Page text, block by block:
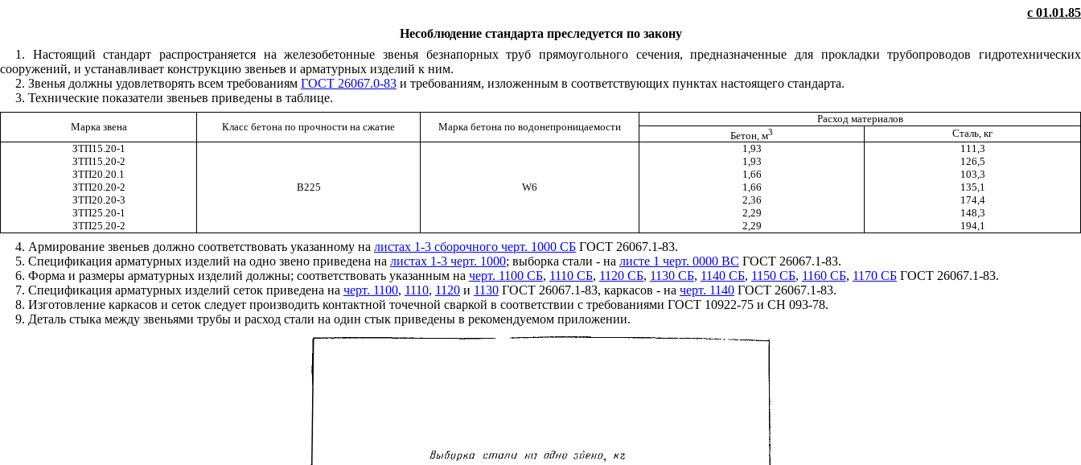
с 01.01.85
Несоблюдение стандарта преследуется по закону
1. Настоящий стандарт распространяется на железобетонные звенья безнапорных труб прямоугольного сечения, предназначенные для прокладки трубопроводов гидротехнических
сооружений, и устанавливает конструкцию звеньев и арматурных изделий к ним.
2. Звенья должны удовлетворять всем требованиям ГОСТ 26067.0-83и требованиям, изложенным в соответствующих пунктах настоящего стандарта.
3. Технические показатели звеньев приведены в таблице.
Марка звена Класс бетона по прочности на сжатие Марка бетона по водонепроницаемости
Расход материалов
Бетон, м3
Сталь, кг
ЗТП15.20-1
В225 W6
1,93
111,3
ЗТП15.20-2
1,93
126,5
ЗТП20.20.1
1,66
103,3
ЗТП20.20-2
1,66
135,1
ЗТП20.20-3
2,36
174,4
ЗТП25.20-1
2,29
148,3
ЗТП25.20-2
2,29 194,1
4. Армирование звеньев должно соответствовать указанному на листах 1-3 сборочного черт. 1000 СБГОСТ 26067.1-83.
5. Спецификация арматурных изделий на одно звено приведена на листах 1-3 черт. 1000; выборка стали - на листе 1 черт. 0000 ВС ГОСТ 26067.1-83.
6. Форма и размеры арматурных изделий должны; соответствовать указанным на черт. 1100 СБ, 1110 СБ, 1120 СБ, 1130 СБ, 1140 СБ, 1150 СБ, 1160 СБ, 1170 СБГОСТ 26067.1-83.
7. Спецификация арматурных изделий сеток приведена на черт. 1100, 1110, 1120и 1130ГОСТ 26067.1-83, каркасов - на черт. 1140ГОСТ 26067.1-83.
8. Изготовление каркасов и сеток следует производить контактной точечной сваркой в соответствии с требованиями ГОСТ 10922-75 и СН 093-78.
9. Деталь стыка между звеньями трубы и расход стали на один стык приведены в рекомендуемом приложении.